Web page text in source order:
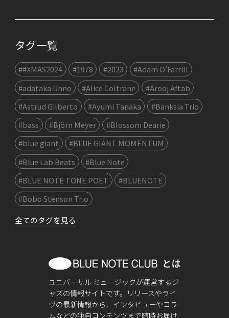
タグ一覧
##XMAS2024 #1978 #2023
#Adam O’Farrill
#adataka Unno
#Alice Coltrane
#Arooj Aftab
#Astrud Gilberto
#Ayumi Tanaka
#Banksia Trio
#bass
#Björn Meyer
#Blossom Dearie
#blue giant
#BLUE GIANT MOMENTUM
#Blue Lab Beats
#Blue Note
#BLUE NOTE TONE POET
#BLUENOTE
#Bobo Stenson Trio
全てのタグを見る
ユニバーサル ミュージックが運営するジ
ャズの情報サイトです。リリースやライ
ヴの最新情報から、インタビューやコラ
ムなどの独自コンテンツまで随時お届け